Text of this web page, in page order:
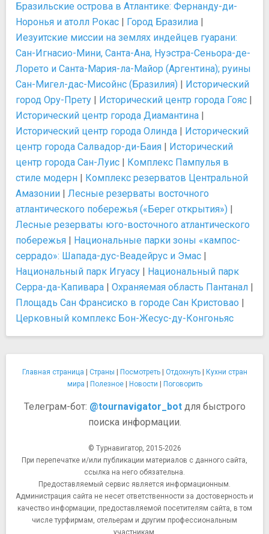
Бразильские острова в Атлантике: Фернанду-ди-
Норонья и атолл Рокас | Город Бразилиа |
Иезуитские миссии на землях индейцев гуарани:
Сан-Игнасио-Мини, Санта-Ана, Нуэстра-Сеньора-де-
Лорето и Санта-Мария-ла-Майор (Аргентина); руины
Сан-Мигел-дас-Мисойнс (Бразилия) | Исторический
город Ору-Прету | Исторический центр города Гояс |
Исторический центр города Диамантина |
Исторический центр города Олинда | Исторический
центр города Салвадор-ди-Баия | Исторический
центр города Сан-Луис | Комплекс Пампулья в
стиле модерн | Комплекс резерватов Центральной
Амазонии | Лесные резерваты восточного
атлантического побережья («Берег открытия») |
Лесные резерваты юго-восточного атлантического
побережья | Национальные парки зоны «кампос-
серрадо»: Шапада-дус-Веадейрус и Эмас |
Национальный парк Игуасу | Национальный парк
Серра-да-Капивара | Охраняемая область Пантанал |
Площадь Сан Франсиско в городе Сан Кристовао |
Церковный комплекс Бон-Жесус-ду-Конгоньяс
Главная страница Страны Посмотреть| Отдохнуть|
Кухни стран
мира
Полезное| Новости Поговорить
Телеграм-бот: @tournavigator_botдля быстрого
поиска информации.
© Турнавигатор, 2015-2026
При перепечатке и/или публикации материалов с данного сайта,
ссылка на него обязательна.
Предоставляемый сервис является информационным.
Администрация сайта не несет ответственности за достоверность и
качество информации, предоставляемой посетителям сайта, в том
числе турфирмам, отельерам и другим профессиональным
участникам.